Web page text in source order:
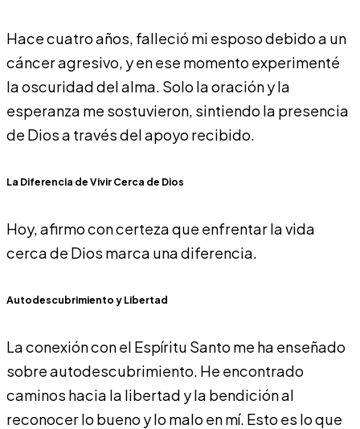
Hace cuatro años, falleció mi esposo debido a un
cáncer agresivo, y en ese momento experimenté
la oscuridad del alma. Solo la oración y la
esperanza me sostuvieron, sintiendo la presencia
de Dios a través del apoyo recibido.
La Diferencia de Vivir Cerca de Dios
Hoy, afirmo con certeza que enfrentar la vida
cerca de Dios marca una diferencia.
Autodescubrimiento y Libertad
La conexión con el Espíritu Santo me ha enseñado
sobre autodescubrimiento. He encontrado
caminos hacia la libertad y la bendición al
reconocer lo bueno y lo malo en mí. Esto es lo que